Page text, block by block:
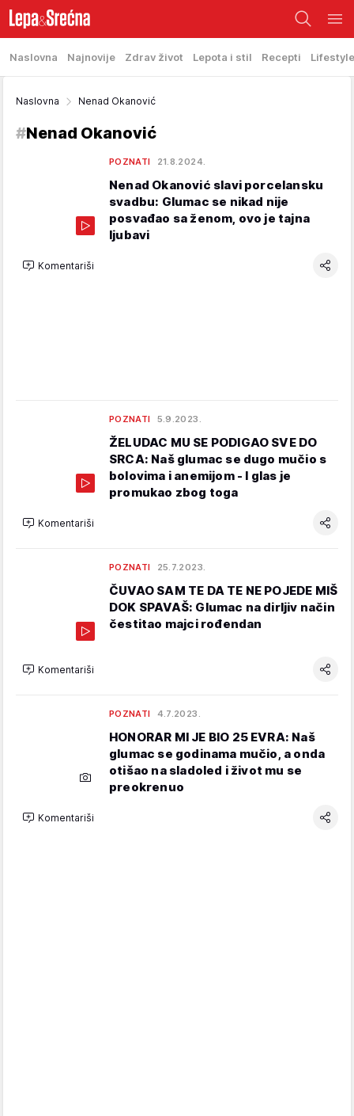
Naslovna Najnovije Zdrav život Lepota i stil Recepti Lifestyle
Naslovna Nenad Okanović
#Nenad Okanović
POZNATI 21.8.2024.
Nenad Okanović slavi porcelansku
svadbu: Glumac se nikad nije
posvađao sa ženom, ovo je tajna
ljubavi
Komentariši
POZNATI 5.9.2023.
ŽELUDAC MU SE PODIGAO SVE DO
SRCA: Naš glumac se dugo mučio s
bolovima i anemijom - I glas je
promukao zbog toga
Komentariši
POZNATI 25.7.2023.
ČUVAO SAM TE DA TE NE POJEDE MIŠ
DOK SPAVAŠ: Glumac na dirljiv način
čestitao majci rođendan
Komentariši
POZNATI 4.7.2023.
HONORAR MI JE BIO 25 EVRA: Naš
glumac se godinama mučio, a onda
otišao na sladoled i život mu se
preokrenuo
Komentariši